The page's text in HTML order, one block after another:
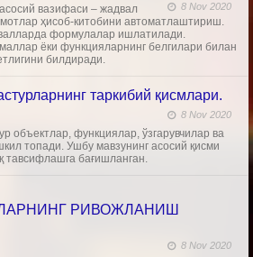
8 Nov 2020
вазифаси – жадвал
ҳисоб-китобини автоматлаштириш.
формулалар ишлатилади.
ёки функцияларнинг белгилари билан
билдиради.
таркибий қисмлари.
8 Nov 2020
объектлар, функциялар, ўзгарувчилар ва
топади. Ушбу мавзунинг асосий қисми
тавсифлашга бағишланган.
РИВОЖЛАНИШ
8 Nov 2020